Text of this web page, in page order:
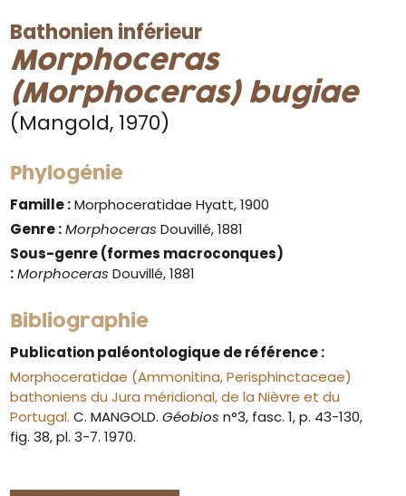
Bathonien inférieur
Morphoceras
(Morphoceras) bugiae
(Mangold, 1970)
Phylogénie
Famille :Morphoceratidae Hyatt, 1900
Genre : Morphoceras Douvillé, 1881
Sous-genre (formes macroconques)
: Morphoceras Douvillé, 1881
Bibliographie
Publication paléontologique de référence :
Morphoceratidae (Ammonitina, Perisphinctaceae)
bathoniens du Jura méridional, de la Nièvre et du
Portugal. C. MANGOLD.Géobios n°3, fasc. 1, p. 43-130,
fig. 38, pl. 3-7. 1970.